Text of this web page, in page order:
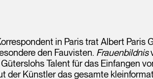
in Paris trat Albert Paris
den Fauvisten. Frauenbildnis
Talent für das Einfangen
der Künstler das gesamte